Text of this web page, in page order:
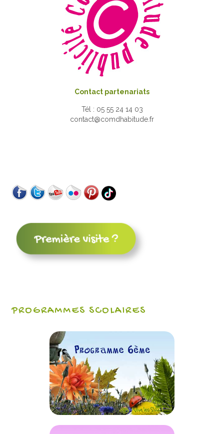
Contact partenariats
Tél : 05 55 24 14 03
contact@comdhabitude.fr
PROGRAMMES SCOLAIRES